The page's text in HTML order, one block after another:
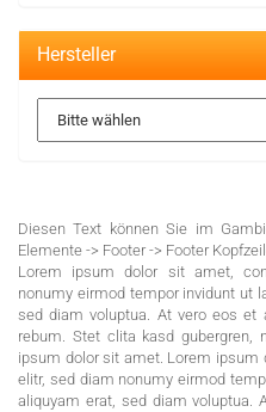
Hersteller
Diesen Text können Sie im
Elemente -> Footer -> Footer
Lorem ipsum dolor sit amet,
nonumy eirmod tempor invidunt ut
sed diam voluptua. At vero eos
rebum. Stet clita kasd
ipsum dolor sit amet. Lorem
elitr, sed diam nonumy eirmod
aliquyam erat, sed diam voluptua.